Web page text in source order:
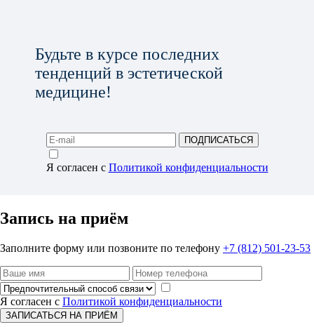
Будьте в курсе последних
тенденций в эстетической
медицине!
ПОДПИСАТЬСЯ
Я согласен с Политикой конфиденциальности
Запись на приём
Заполните форму или позвоните по телефону +7 (812) 501-23-53
Я согласен с Политикой конфиденциальности
ЗАПИСАТЬСЯ НА ПРИЁМ